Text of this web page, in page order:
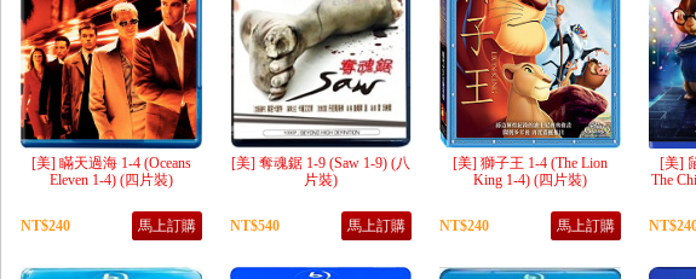
[美] 瞞天過海 1-4 (Oceans
Eleven 1-4) (四片裝)
NT$240 馬上訂購
[美] 奪魂鋸 1-9 (Saw 1-9) (八
片裝)
NT$540 馬上訂購
[美] 獅子王 1-4 (The Lion
King 1-4) (四片裝)
NT$240 馬上訂購
[美]
The